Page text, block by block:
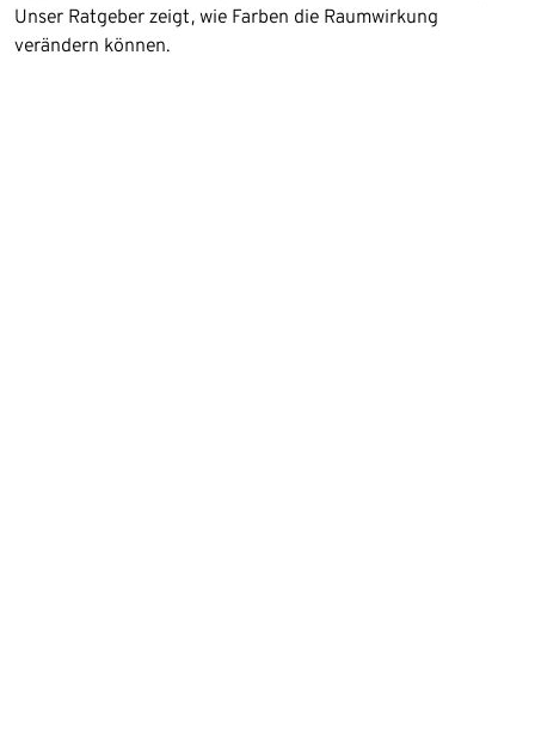
Unser Ratgeber zeigt, wie Farben die Raumwirkung
verändern können.